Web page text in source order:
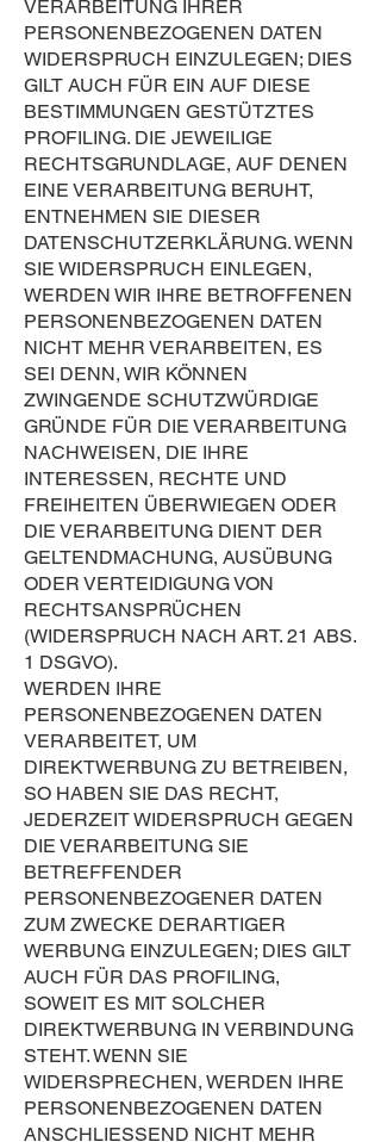
VERARBEITUNG IHRER
PERSONENBEZOGENEN DATEN
WIDERSPRUCH EINZULEGEN; DIES
GILT AUCH FÜR EIN AUF DIESE
BESTIMMUNGEN GESTÜTZTES
PROFILING. DIE JEWEILIGE
RECHTSGRUNDLAGE, AUF DENEN
EINE VERARBEITUNG BERUHT,
ENTNEHMEN SIE DIESER
DATENSCHUTZERKLÄRUNG. WENN
SIE WIDERSPRUCH EINLEGEN,
WERDEN WIR IHRE BETROFFENEN
PERSONENBEZOGENEN DATEN
NICHT MEHR VERARBEITEN, ES
SEI DENN, WIR KÖNNEN
ZWINGENDE SCHUTZWÜRDIGE
GRÜNDE FÜR DIE VERARBEITUNG
NACHWEISEN, DIE IHRE
INTERESSEN, RECHTE UND
FREIHEITEN ÜBERWIEGEN ODER
DIE VERARBEITUNG DIENT DER
GELTENDMACHUNG, AUSÜBUNG
ODER VERTEIDIGUNG VON
RECHTSANSPRÜCHEN
(WIDERSPRUCH NACH ART. 21 ABS.
1 DSGVO).
WERDEN IHRE
PERSONENBEZOGENEN DATEN
VERARBEITET, UM
DIREKTWERBUNG ZU BETREIBEN,
SO HABEN SIE DAS RECHT,
JEDERZEIT WIDERSPRUCH GEGEN
DIE VERARBEITUNG SIE
BETREFFENDER
PERSONENBEZOGENER DATEN
ZUM ZWECKE DERARTIGER
WERBUNG EINZULEGEN; DIES GILT
AUCH FÜR DAS PROFILING,
SOWEIT ES MIT SOLCHER
DIREKTWERBUNG IN VERBINDUNG
STEHT. WENN SIE
WIDERSPRECHEN, WERDEN IHRE
PERSONENBEZOGENEN DATEN
ANSCHLIESSEND NICHT MEHR